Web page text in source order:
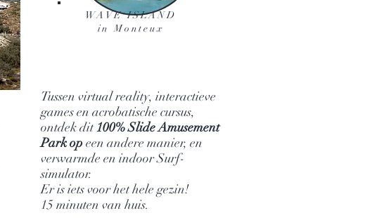
WAVE ISLAND
in Monteux
Tussen virtual reality, interactieve
games en acrobatische cursus,
ontdek dit100% Slide Amusement
Park op een andere manier, en
verwarmde en indoor Surf-
simulator.
Er is iets voor het hele gezin!
15 minuten van huis.